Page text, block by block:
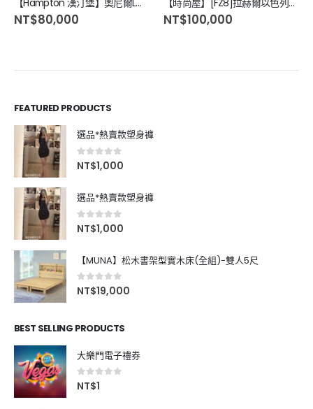
【Hampton 漢汀堡】奧尼爾L型沙發-面左
NT$80,000
【時尚屋】[FZ8]拉赫爾以色列貓抓布雙色L型沙發FZ8-127
NT$100,000
FEATURED PRODUCTS
選品*熱賣款塑身褲
0out of 5
NT$1,000
選品*熱賣款塑身褲
0out of 5
NT$1,000
【MUNA】松木書架型實木床(全組)-雙人5尺
0out of 5
NT$19,000
BEST SELLING PRODUCTS
大樂門電子禮券
0out of 5
NT$1